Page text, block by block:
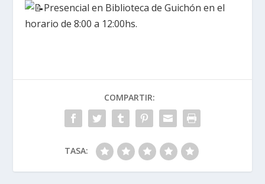
Presencial en Biblioteca de Guichón en el
horario de 8:00 a 12:00hs.
COMPARTIR:
TASA: